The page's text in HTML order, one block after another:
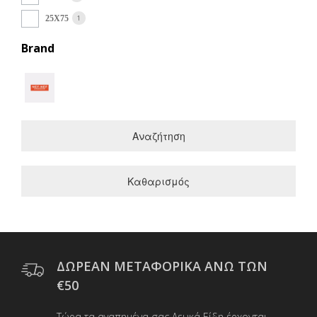
25X75 1
Brand
Αναζήτηση
Καθαρισμός
ΔΩΡΕΑΝ ΜΕΤΑΦΟΡΙΚΑ ΑΝΩ ΤΩΝ
€50